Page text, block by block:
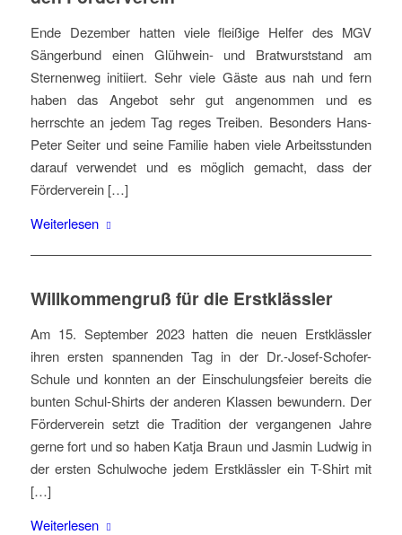
Ende Dezember hatten viele fleißige Helfer des MGV
Sängerbund einen Glühwein- und Bratwurststand am
Sternenweg initiiert. Sehr viele Gäste aus nah und fern
haben das Angebot sehr gut angenommen und es
herrschte an jedem Tag reges Treiben. Besonders Hans-
Peter Seiter und seine Familie haben viele Arbeitsstunden
darauf verwendet und es möglich gemacht, dass der
Förderverein […]
Weiterlesen
Willkommengruß für die Erstklässler
Am 15. September 2023 hatten die neuen Erstklässler
ihren ersten spannenden Tag in der Dr.-Josef-Schofer-
Schule und konnten an der Einschulungsfeier bereits die
bunten Schul-Shirts der anderen Klassen bewundern. Der
Förderverein setzt die Tradition der vergangenen Jahre
gerne fort und so haben Katja Braun und Jasmin Ludwig in
der ersten Schulwoche jedem Erstklässler ein T-Shirt mit
[…]
Weiterlesen